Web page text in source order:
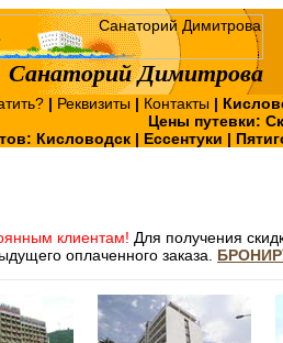
Санаторий Димитрова
| Реквизиты | Контакты |
Цены путевки:
Кисловодск | Ессентуки |
клиентам! Для получения
оплаченного заказа.